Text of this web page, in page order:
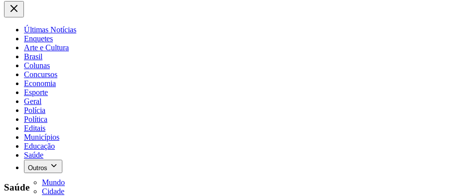
Últimas Notícias
Enquetes
Arte e Cultura
Brasil
Colunas
Concursos
Economia
Esporte
Geral
Polícia
Política
Editais
Municípios
Educação
Saúde
Outros
Mundo
Cidade
Saúde